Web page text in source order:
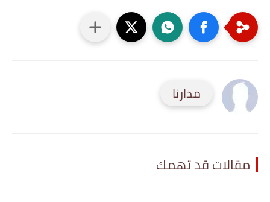
مدارنا
مقالات قد تهمك